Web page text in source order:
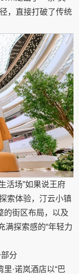
，直接打破了传统
活场”如果说王府
索体验，汀云小镇
的街区布局，以及
满探索感的“年轻力
分
·诺岚酒店以“巴